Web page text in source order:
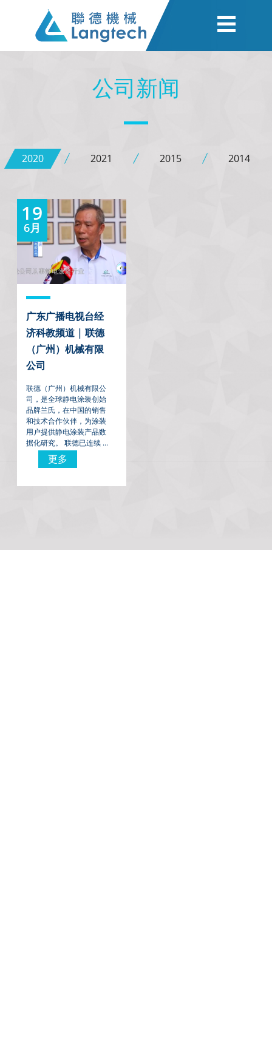
公司新闻
2020 2021 2015 2014
更多
19
6月
广东广播电视台经
济科教频道 | 联德
（广州）机械有限
公司
联德（广州）机械有限公
司，是全球静电涂装创始
品牌兰氏，在中国的销售
和技术合作伙伴，为涂装
用户提供静电涂装产品数
据化研究。 联德已连续 ...
更多